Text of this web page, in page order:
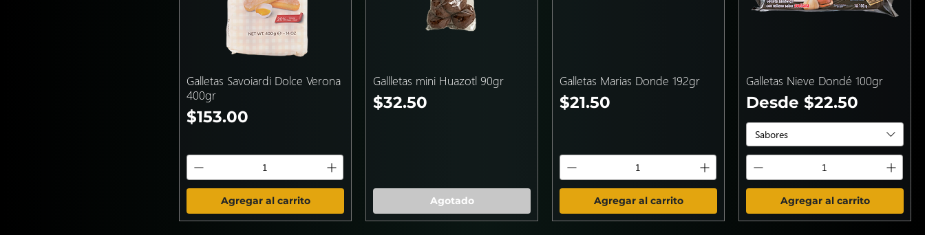
Galletas Savoiardi Dolce Verona
400gr
Precio
$153.00
Agregar al carrito
Gallletas mini Huazotl 90gr
Precio
$32.50
Agotado
Galletas Marias Donde 192gr
Precio
$21.50
Agregar al carrito
Galletas Nieve Dondé 100gr
Desde $22.50
Precio de oferta
Sabores
Agregar al carrito